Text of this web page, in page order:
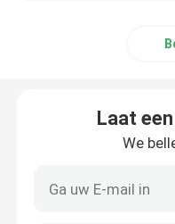
Leeg Koekjestin
Laat
We